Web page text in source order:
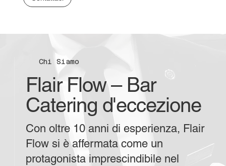
Chi Siamo
Flair Flow – Bar
Catering d'eccezione
Con oltre 10 anni di esperienza, Flair
Flow si è affermata come un
protagonista imprescindibile nel